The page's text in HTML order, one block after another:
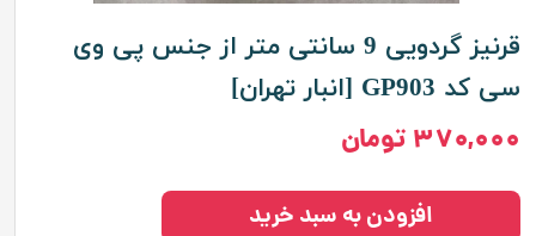
قرنیز گردویی 9 سانتی متر از جنس پی وی
سی کد GP903 [انبار تهران]
۳۷۰,۰۰۰ تومان
افزودن به سبد خرید